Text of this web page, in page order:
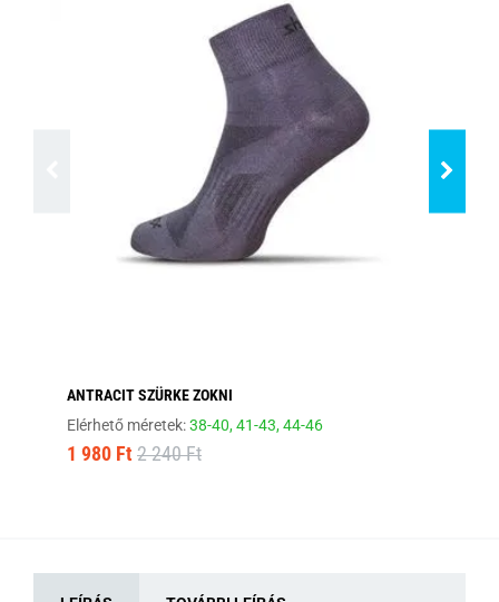
ANTRACIT SZÜRKE ZOKNI
Elérhető méretek:38-40,41-43,44-46
1 980 Ft 2 240 Ft